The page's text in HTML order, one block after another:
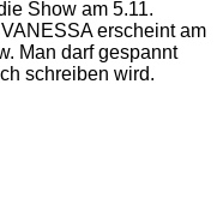
Show am 5.11.
erscheint am
Man darf gespannt
schreiben wird.